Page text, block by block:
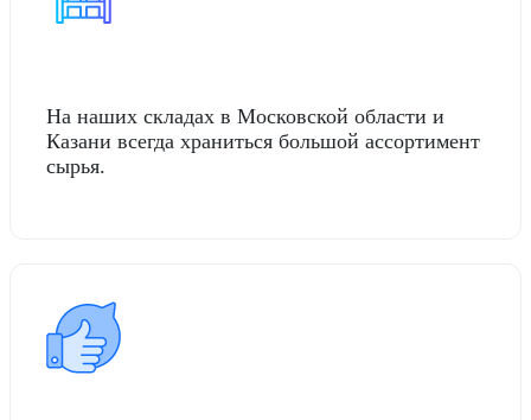
На наших складах в Московской области и
Казани всегда храниться большой ассортимент
сырья.